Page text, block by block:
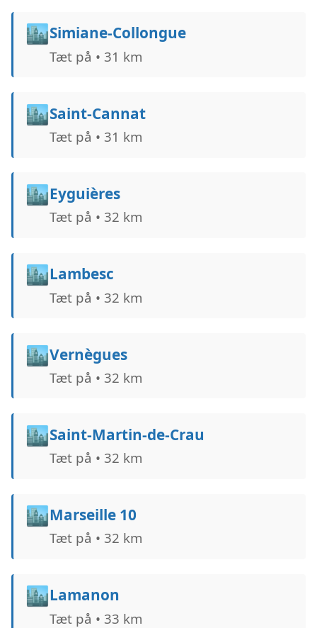
🏙️Simiane-Collongue
Tæt på • 31 km
🏙️Saint-Cannat
Tæt på • 31 km
🏙️Eyguières
Tæt på • 32 km
🏙️Lambesc
Tæt på • 32 km
🏙️Vernègues
Tæt på • 32 km
🏙️Saint-Martin-de-Crau
Tæt på • 32 km
🏙️Marseille 10
Tæt på • 32 km
🏙️Lamanon
Tæt på • 33 km